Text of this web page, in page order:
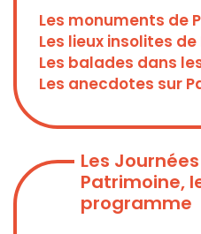
Les monuments de
Les lieux insolites de
Les balades dans
Les anecdotes sur
Les
Patrimoine,
programme